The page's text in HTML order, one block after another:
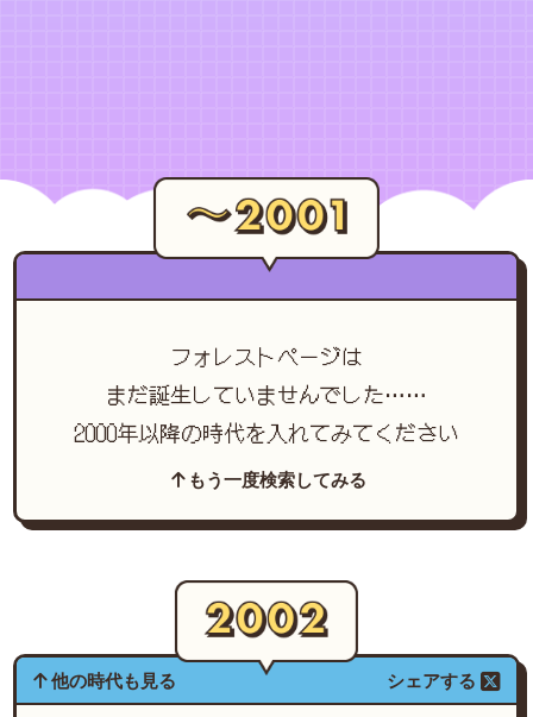
フォレストページは
まだ誕生していませんでした……
2000年以降の時代を入れてみてください
もう一度検索してみる
他の時代も見る シェアする